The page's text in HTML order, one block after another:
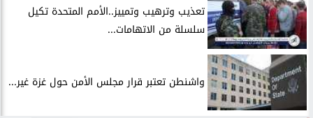
تعذيب وترهيب وتمييز..الأمم المتحدة تكيل
سلسلة من الاتهامات...
واشنطن تعتبر قرار مجلس الأمن حول غزة غير...